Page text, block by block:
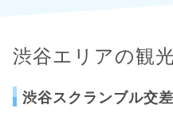
渋谷エリアの観
渋谷スクランブル交